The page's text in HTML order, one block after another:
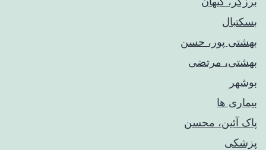
بسکتبال
بهشتی پور، حسن
بهشتی، مرتضی
بوشهر
بیماری ها
پاک آئین، محسن
پزشکی